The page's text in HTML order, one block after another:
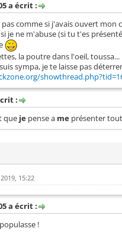
a écrit :
pas comme si j'avais ouvert mon
je ne m'abuse (si tu t'es
la poutre dans l'oeil, toussa...
sympa, je te laisse pas
:
que jepense a meprésenter
15:22
a écrit :
!